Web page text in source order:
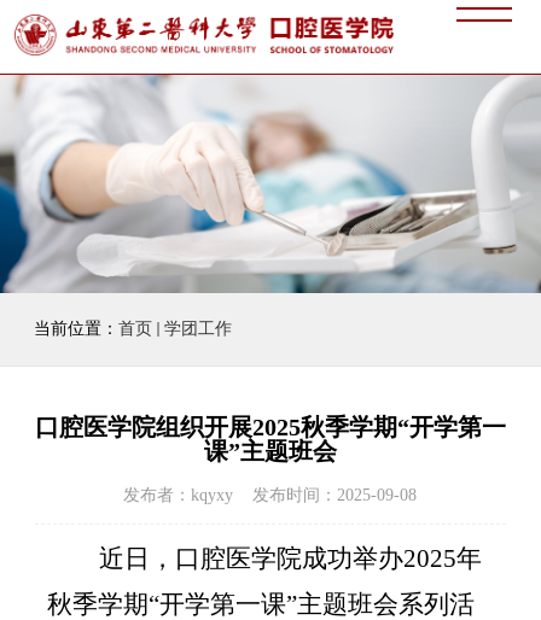
当前位置：首页 学团工作
口腔医学院组织开展2025秋季学期“开学第一
课”主题班会
发布者：kqyxy 发布时间：2025-09-08
近日，口腔医学院成功举办2025年
秋季学期“开学第一课”主题班会系列活